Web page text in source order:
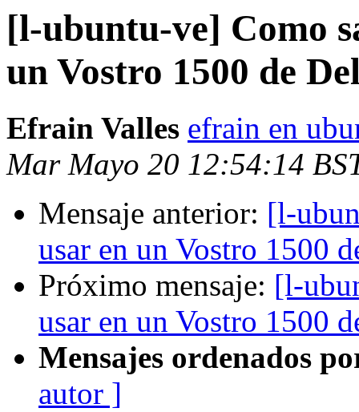
[l-ubuntu-ve] Como
un Vostro 1500 de
Efrain Valles efrain en
Mar Mayo 20 12:54:14
Mensaje anterior: [l-
usar en un Vostro 1500
Próximo mensaje: [l-
usar en un Vostro 1500
Mensajes ordenados
autor ]